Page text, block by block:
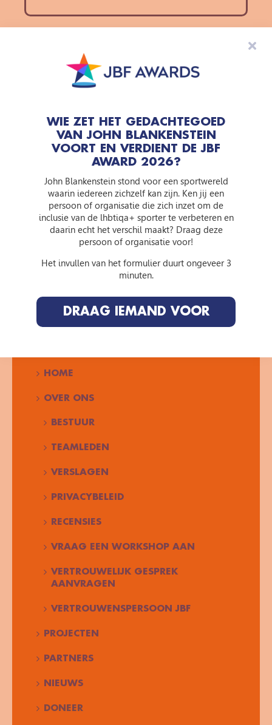
HOME
OVER ONS
BESTUUR
TEAMLEDEN
VERSLAGEN
PRIVACYBELEID
RECENSIES
VRAAG EEN WORKSHOP AAN
VERTROUWELIJK GESPREK
AANVRAGEN
VERTROUWENSPERSOON JBF
PROJECTEN
PARTNERS
NIEUWS
DONEER
Bedrag (€ )
iDEAL | Wero
Hierbij ga ik akkoord met het
WIE ZET HET GEDACHTEGOED
VAN JOHN BLANKENSTEIN
VOORT EN VERDIENT DE JBF
AWARD 2026?
John Blankenstein stond voor een sportwereld
waarin iedereen zichzelf kan zijn. Ken jij een
persoon of organisatie die zich inzet om de
inclusie van de lhbtiqa+ sporter te verbeteren en
daarin echt het verschil maakt? Draag deze
persoon of organisatie voor!
Het invullen van het formulier duurt ongeveer 3
minuten.
DRAAG IEMAND VOOR